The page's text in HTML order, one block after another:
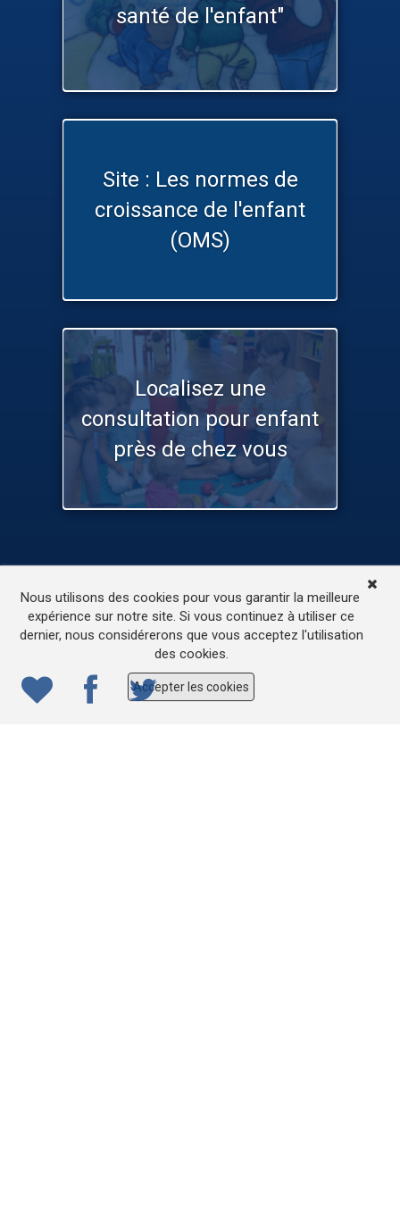
santé de l'enfant"
Site : Les normes de
croissance de l'enfant
(OMS)
Localisez une
consultation pour enfant
près de chez vous
L’accessibilité de ce site
© 2022ONE.be– Production : Dew production – Tous
droits réservés – Webdesign: Lokidor
Nous utilisons des cookies pour vous garantir la meilleure
expérience sur notre site. Si vous continuez à utiliser ce
dernier, nous considérerons que vous acceptez l'utilisation
des cookies.
Accepter les cookies